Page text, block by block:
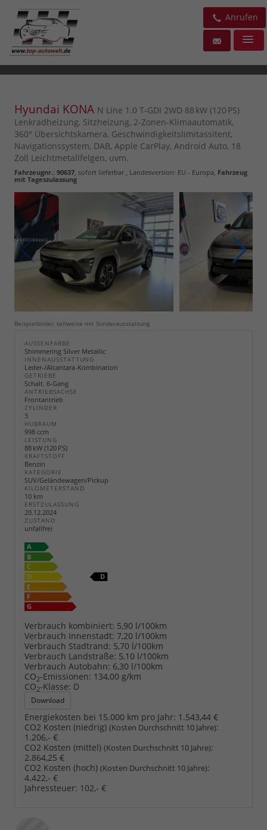
Anrufen
Hyundai KONA N Line 1.0 T-GDI 2WD 88 kW (120 PS)
Lenkradheizung, Sitzheizung, 2-Zonen-Klimaautomatik,
360° Übersichtskamera, Geschwindigkeitslimitassitent,
Navigationssystem, DAB, Apple CarPlay, Android Auto, 18
Zoll Leichtmetallfelgen, uvm.
Fahrzeugnr.: 90637 sofort lieferbar , Landesversion: EU - Europa, Fahrzeug
mit Tageszulassung
Beispielbilder, teilweise mit Sonderausstattung
AUSSENFARBE
Shimmering Silver Metallic
INNENAUSSTATTUNG
Leder-/Alcantara-Kombination
GETRIEBE
Schalt. 6-Gang
ANTRIEBSACHSE
Frontantrieb
ZYLINDER
3
HUBRAUM
998 ccm
LEISTUNG
88 kW (120 PS)
KRAFTSTOFF
Benzin
KATEGORIE
SUV/Geländewagen/Pickup
KILOMETERSTAND
10 km
ERSTZULASSUNG
20.12.2024
ZUSTAND
unfallfrei
Verbrauch kombiniert: 5,90 l/100km
Verbrauch Innenstadt: 7,20 l/100km
Verbrauch Stadtrand: 5,70 l/100km
Verbrauch Landstraße: 5,10 l/100km
Verbrauch Autobahn: 6,30 l/100km
CO2-Emissionen: 134,00 g/km
CO2-Klasse: D
Download
Energiekosten bei 15.000 km pro Jahr: 1.543,44 €
CO2 Kosten (niedrig) (Kosten Durchschnitt 10 Jahre):
1.206,- €
CO2 Kosten (mittel) (Kosten Durchschnitt 10 Jahre):
2.864,25 €
CO2 Kosten (hoch) (Kosten Durchschnitt 10 Jahre):
4.422,- €
Jahressteuer: 102,- €